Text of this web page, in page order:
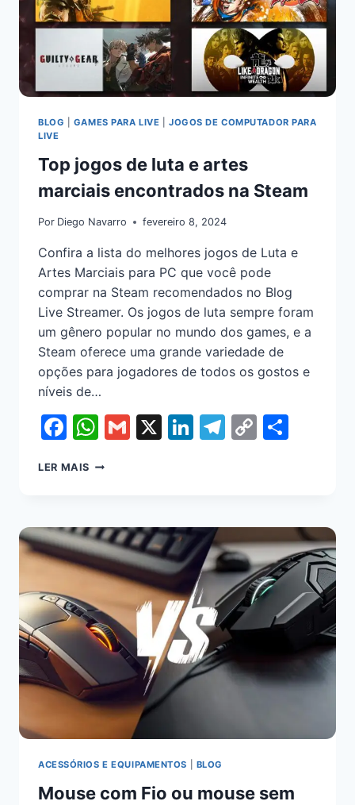
BLOG GAMES PARA LIVE |JOGOS DE COMPUTADOR PARA
LIVE
Top jogos de luta e artes
marciais encontrados na Steam
Por Diego Navarro fevereiro 8, 2024
Confira a lista do melhores jogos de Luta e
Artes Marciais para PC que você pode
comprar na Steam recomendados no Blog
Live Streamer. Os jogos de luta sempre foram
um gênero popular no mundo dos games, e a
Steam oferece uma grande variedade de
opções para jogadores de todos os gostos e
níveis de…
Facebook
WhatsApp
Gmail
X LinkedIn
Telegram
Copy
LER MAIS
ACESSÓRIOS E EQUIPAMENTOS BLOG
Mouse com Fio ou mouse sem